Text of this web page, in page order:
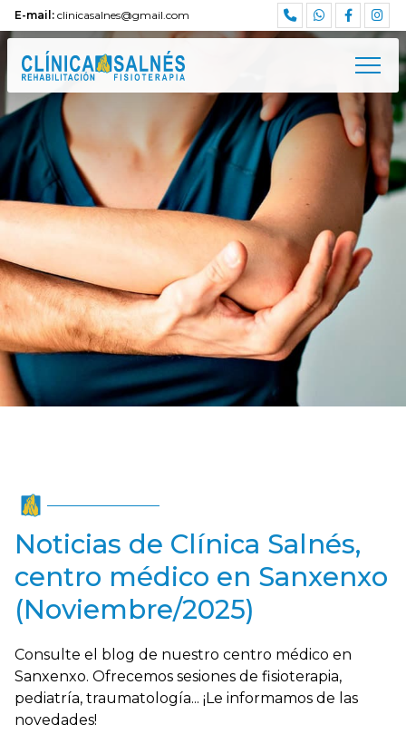
E-mail: clinicasalnes@gmail.com
Noticias de Clínica Salnés,
centro médico en Sanxenxo
(Noviembre/2025)
Consulte el blog de nuestro centro médico en
Sanxenxo. Ofrecemos sesiones de fisioterapia,
pediatría, traumatología... ¡Le informamos de las
novedades!